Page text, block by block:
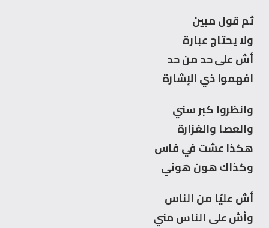
ثم قول مبين
ولا يحتاج عبارة
أش على حد من حد
افهموا ذي الإشارة
وانظروا كبر سني
والعصا والغزارة
هكذا عشت في فاس
وكذاك هون هوني
أش عليّا من الناس
وأش على الناس مني